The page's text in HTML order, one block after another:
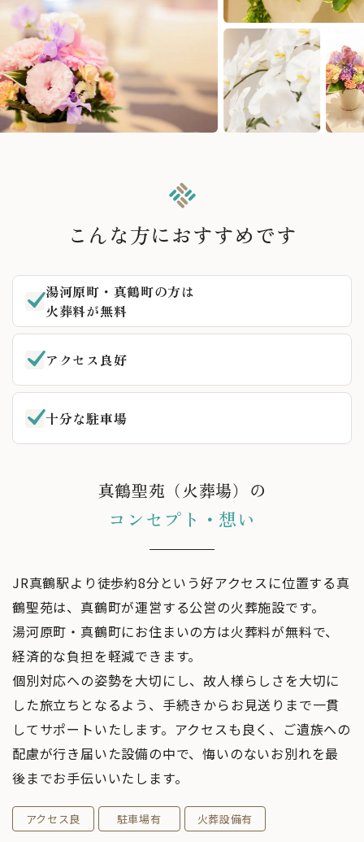
こんな方におすすめです
湯河原町・真鶴町の方は
火葬料が無料
アクセス良好
十分な駐車場
真鶴聖苑（火葬場）の
コンセプト・想い
JR真鶴駅より徒歩約8分という好アクセスに位置する真
鶴聖苑は、真鶴町が運営する公営の火葬施設です。
湯河原町・真鶴町にお住まいの方は火葬料が無料で、
経済的な負担を軽減できます。
個別対応への姿勢を大切にし、故人様らしさを大切に
した旅立ちとなるよう、手続きからお見送りまで一貫
してサポートいたします。アクセスも良く、ご遺族への
配慮が行き届いた設備の中で、悔いのないお別れを最
後までお手伝いいたします。
アクセス良 駐車場有 火葬設備有